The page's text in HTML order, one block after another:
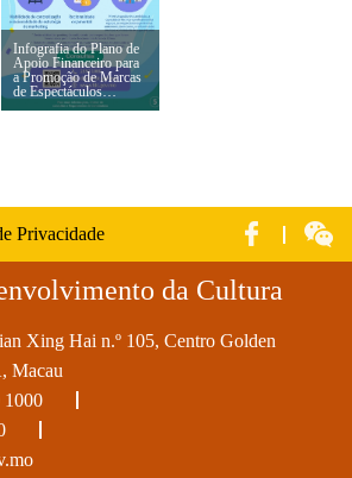
Infografia do Plano de
Apoio Financeiro para
a Promoção de Marcas
de Espectáculos
Culturais de 2025 (5)
Privacidade
da Cultura
Xing Hai n.º 105, Centro Golden
Macau
1000